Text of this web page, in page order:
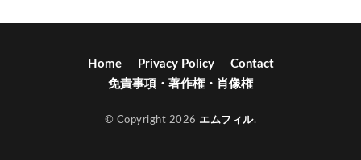
Home Privacy Policy
Contact
免責事項・著作権・肖像権
© Copyright 2026 エムフィル.